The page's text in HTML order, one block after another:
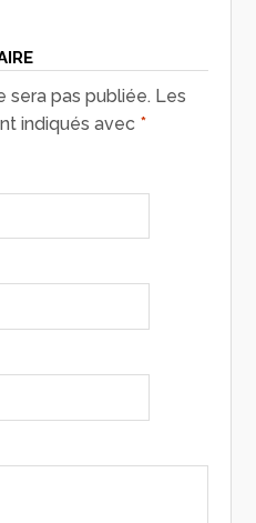
sera pas publiée. Les
indiqués avec *